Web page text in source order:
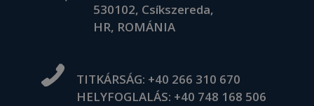
530102, Csíkszereda,
HR, ROMÁNIA
TITKÁRSÁG: +40 266 310 670
HELYFOGLALÁS: +40 748 168 506